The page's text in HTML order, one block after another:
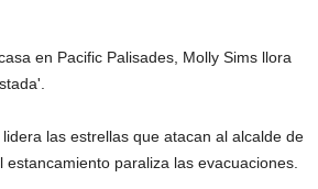
en Pacific Palisades, Molly Sims llora
las estrellas que atacan al alcalde de
estancamiento paraliza las evacuaciones.